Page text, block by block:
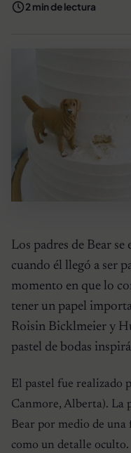
2 min de lectura
Los padres de Bear
cuando él llegó a ser
momento en que lo
tener un papel
Roisin Bicklmeier y
pastel de bodas
El pastel fue realizado
Canmore, Alberta). La
Bear por medio de una
como un detalle oculto.